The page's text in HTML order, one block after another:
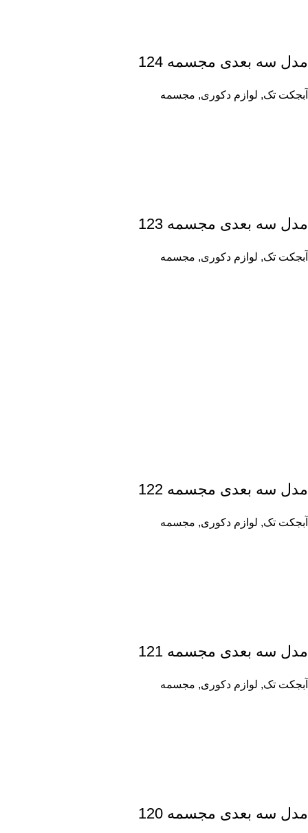
مدل سه بعدی مجسمه 124
آبجکت تک, لوازم دکوری, مجسمه
مدل سه بعدی مجسمه 123
آبجکت تک, لوازم دکوری, مجسمه
مدل سه بعدی مجسمه 122
آبجکت تک, لوازم دکوری, مجسمه
مدل سه بعدی مجسمه 121
آبجکت تک, لوازم دکوری, مجسمه
مدل سه بعدی مجسمه 120